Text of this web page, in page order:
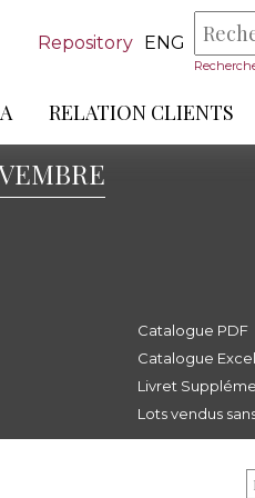
Repository ENG
RELATION CLIENTS
Catalogue PDF
Catalogue Excel
Livret
Lots vendus